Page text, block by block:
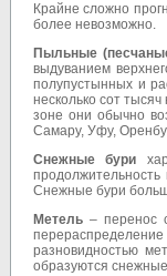
Крайне сложно
более невозможно.
Пыльные
выдуванием
полупустынных и
несколько сот
зоне они обычно
Самару, Уфу,
Снежные бури
продолжительность
Снежные бури
Метель – перенос
разновидностью
образуются